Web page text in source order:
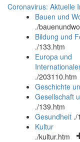
Coronavirus: Aktuelle
Bauen und
./
Bildung und
./133.htm
Europa und
./203110.htm
Geschichte
Gesellschaft
./139.htm
Gesundheit ./
Kultur
./kultur.htm